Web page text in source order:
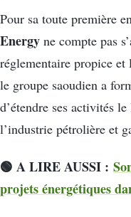
Pour sa toute première
Energy ne compte pas
réglementaire propice et
le groupe saoudien a
d’étendre ses activités
l’industrie pétrolière et
🟢 A LIRE AUSSI :
projets énergétiques